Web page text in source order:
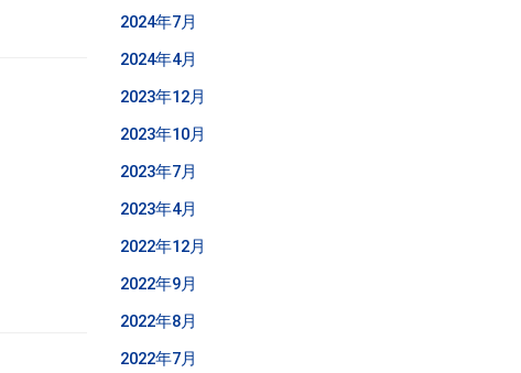
2024年7月
2024年4月
2023年12月
2023年10月
2023年7月
2023年4月
2022年12月
2022年9月
2022年8月
2022年7月